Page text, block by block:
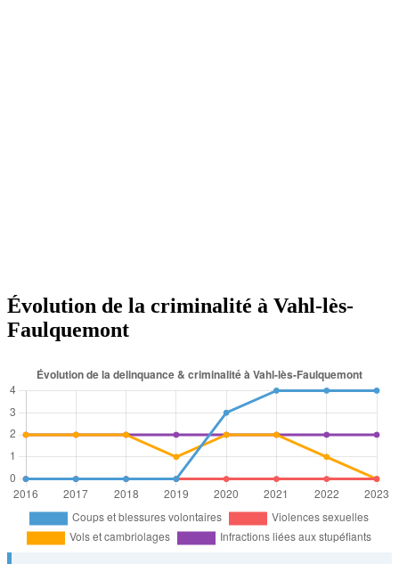
Évolution de la criminalité à Vahl-lès-
Faulquemont